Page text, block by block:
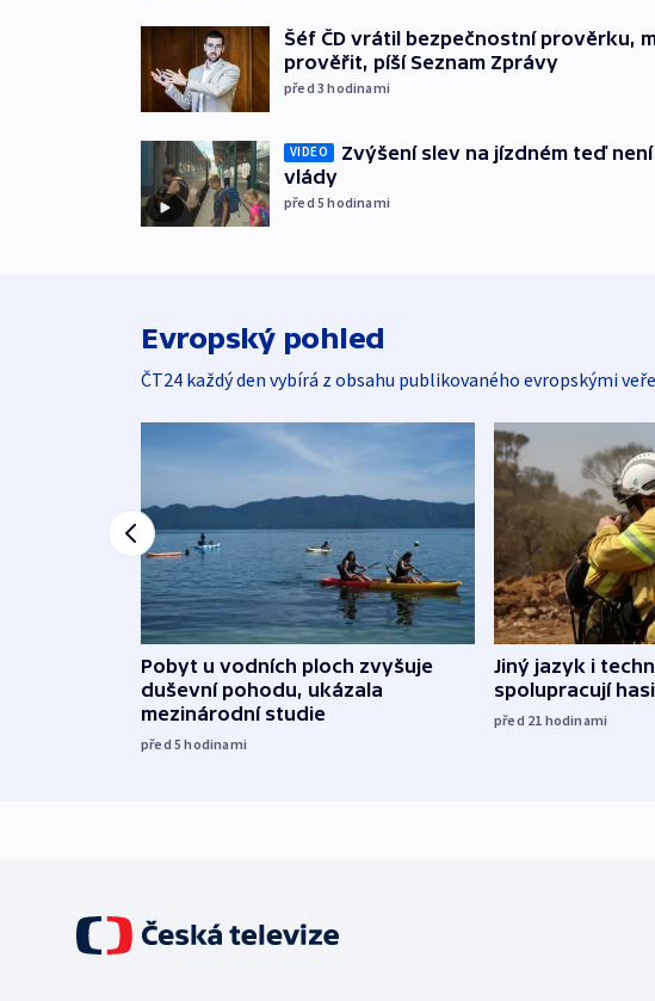
Šéf ČD vrátil bezpečnostní prověrku,
prověřit, píší Seznam Zprávy
před 3hodinami
VIDEO
Zvýšení slev na jízdném teď
vlády
před 5hodinami
Evropský pohled
ČT24 každý den vybírá z obsahu publikovaného evropskými
Pobyt u vodních ploch zvyšuje
duševní pohodu, ukázala
mezinárodní studie
před 5hodinami
Jiný jazyk i
spolupracují
před 21 hodinami